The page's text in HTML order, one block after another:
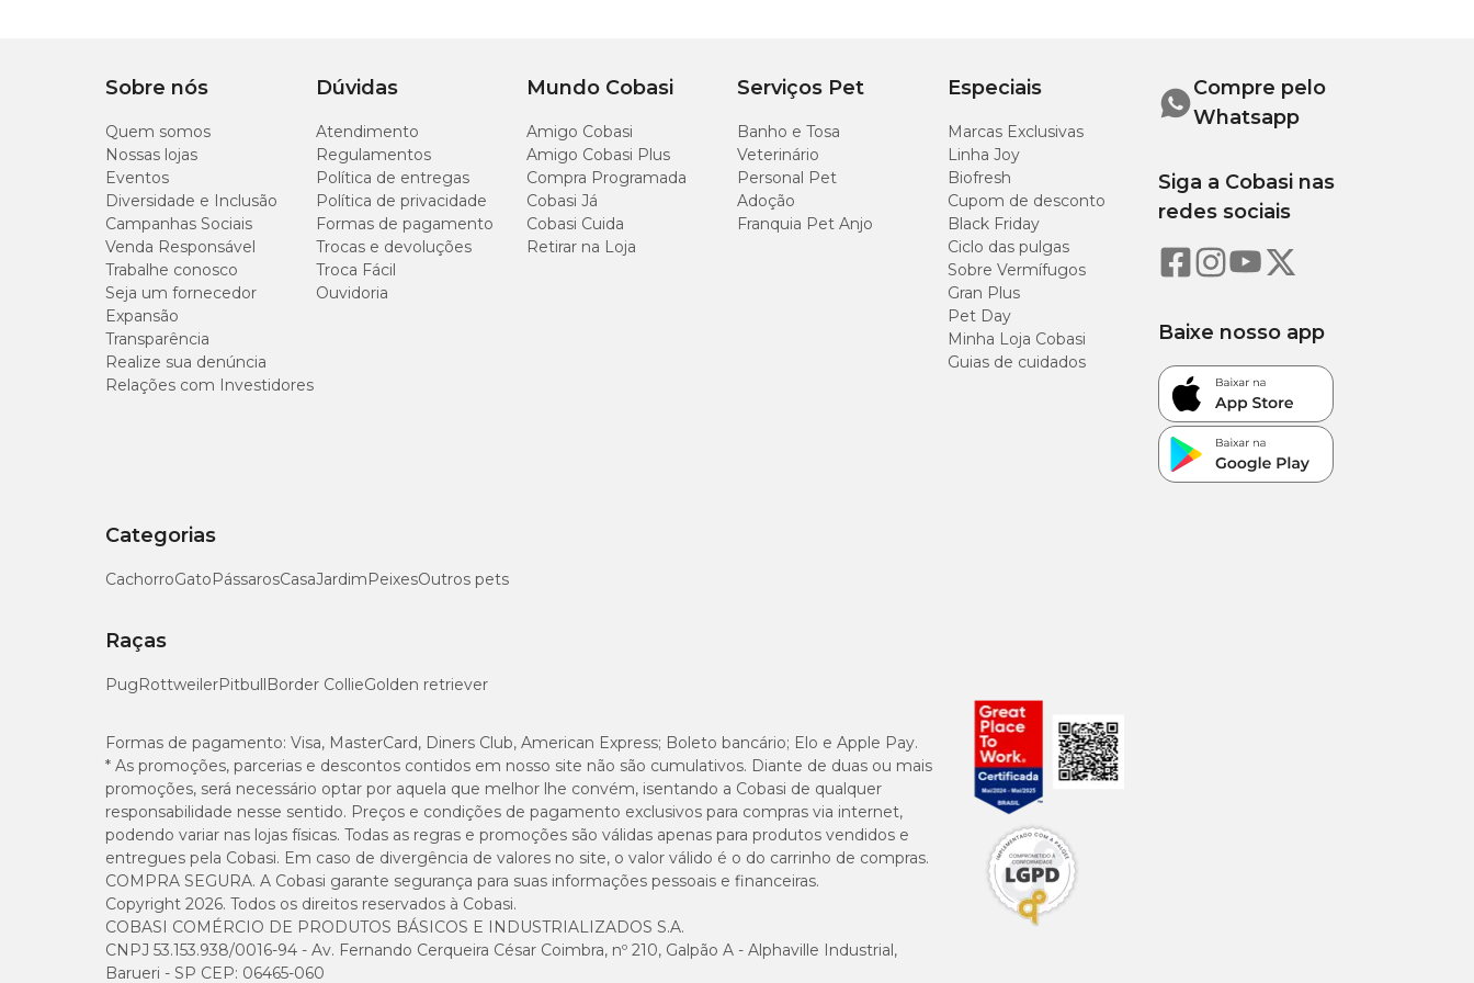
Tipo de Pet Cachorros, Gatos
Fórmula
Por Comprimido
(1.100 mg)
de
Produto
PEA - Levagen® (mín.) 45,45 g
Biotina (Vit. H) (mín.) 0,045 g
Pantotenato de Cálcio (Vit B5) (mín.)
Zinco (mín.) 1,13 g
EPA – Óleo de Peixe (mín.)
PEA (Palmitoiletanolamida) – Levagen:Composto que atua em processos relacionados ao bem-estar geral dos pets.
Associação de Ácidos Graxos + PEA:Contribui para a atuação nos receptores canabinoides.
Ácidos graxos:Auxiliam na saúde da pele e no funcionamento de diversos sistemas, incluindo o cardiovascular e musculoesquelético.
Biotina, Zinco, Vitaminas E e B5: Contribuem para uma pelagem saudável, forte e brilhante.
Administração
Dar 1 comprimido por dia para cada 5 kg de peso corporal.
Sobre nós
Quem somos
Nossas lojas
Eventos
Diversidade e Inclusão
Campanhas Sociais
Venda Responsável
Trabalhe conosco
Seja um fornecedor
Expansão
Transparência
Realize sua denúncia
Relações com Investidores
Dúvidas
Atendimento
Regulamentos
Política de entregas
Política de privacidade
Formas de pagamento
Trocas e devoluções
Troca Fácil
Ouvidoria
Mundo Cobasi
Amigo Cobasi
Amigo Cobasi Plus
Compra Programada
Cobasi Já
Cobasi Cuida
Retirar na Loja
Serviços Pet
Banho e Tosa
Veterinário
Personal Pet
Adoção
Franquia Pet Anjo
Especiais
Marcas Exclusivas
Linha Joy
Biofresh
Cupom de desconto
Black Friday
Ciclo das pulgas
Sobre Vermífugos
Gran Plus
Pet Day
Minha Loja Cobasi
Guias de cuidados
Categorias
CachorroGatoPássarosCasaJardimPeixesOutros pets
Raças
PugRottweilerPitbullBorder CollieGolden retriever
Compre pelo
Whatsapp
Siga a Cobasi nas
redes sociais
Baixe nosso app
Formas de pagamento: Visa, MasterCard, Diners Club, American Express; Boleto bancário; Elo e Apple Pay.
* As promoções, parcerias e descontos contidos em nosso site não são cumulativos. Diante de duas ou mais
promoções, será necessário optar por aquela que melhor lhe convém, isentando a Cobasi de qualquer
responsabilidade nesse sentido. Preços e condições de pagamento exclusivos para compras via internet,
podendo variar nas lojas físicas. Todas as regras e promoções são válidas apenas para produtos vendidos e
entregues pela Cobasi. Em caso de divergência de valores no site, o valor válido é o do carrinho de compras.
COMPRA SEGURA. A Cobasi garante segurança para suas informações pessoais e financeiras.
Copyright 2026. Todos os direitos reservados à Cobasi.
COBASI COMÉRCIO DE PRODUTOS BÁSICOS E INDUSTRIALIZADOS S.A.
CNPJ 53.153.938/0016-94 - Av. Fernando Cerqueira César Coimbra, nº 210, Galpão A - Alphaville Industrial,
Barueri - SP CEP: 06465-060